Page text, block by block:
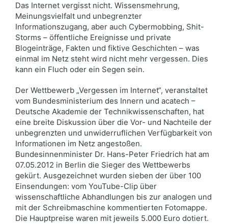
Das Internet vergisst nicht. Wissensmehrung,
Meinungsvielfalt und unbegrenzter
Informationszugang, aber auch Cybermobbing, Shit-
Storms – öffentliche Ereignisse und private
Blogeinträge, Fakten und fiktive Geschichten – was
einmal im Netz steht wird nicht mehr vergessen. Dies
kann ein Fluch oder ein Segen sein.
Der Wettbewerb „Vergessen im Internet“, veranstaltet
vom Bundesministerium des Innern und acatech –
Deutsche Akademie der Technikwissenschaften, hat
eine breite Diskussion über die Vor- und Nachteile der
unbegrenzten und unwiderruflichen Verfügbarkeit von
Informationen im Netz angestoßen.
Bundesinnenminister Dr. Hans-Peter Friedrich hat am
07.05.2012 in Berlin die Sieger des Wettbewerbs
gekürt. Ausgezeichnet wurden sieben der über 100
Einsendungen: vom YouTube-Clip über
wissenschaftliche Abhandlungen bis zur analogen und
mit der Schreibmaschine kommentierten Fotomappe.
Die Hauptpreise waren mit jeweils 5.000 Euro dotiert.